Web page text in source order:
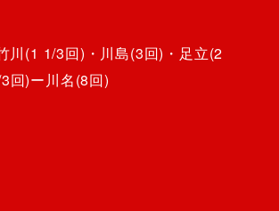
川(1 1/3回)・川島(3回)・足立(2
回)ー川名(8回)